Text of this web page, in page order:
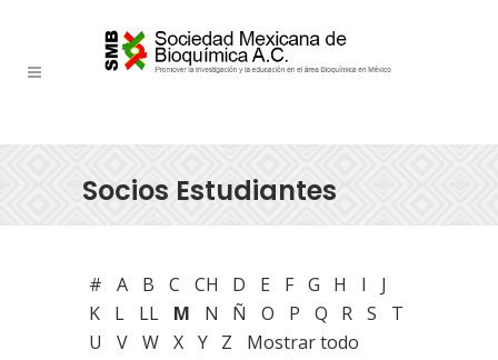
Socios Estudiantes
# A B C CH D E F G H I
J
K
L LL M N Ñ O P Q R S
T
U
V W X Y Z
Mostrar todo